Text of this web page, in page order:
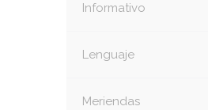
Informativo
Lenguaje
Meriendas